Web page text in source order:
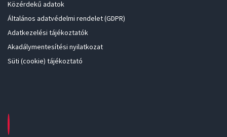
Közérdekű adatok
Általános adatvédelmi rendelet (GDPR)
Adatkezelési tájékoztatók
Akadálymentesítési nyilatkozat
Süti (cookie) tájékoztató